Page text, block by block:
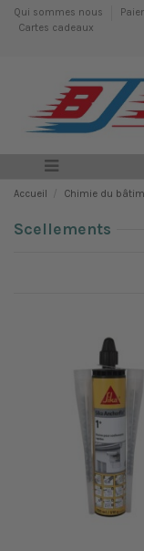
Qui sommes nous
Cartes cadeaux
Accueil Chimie du
Scellements